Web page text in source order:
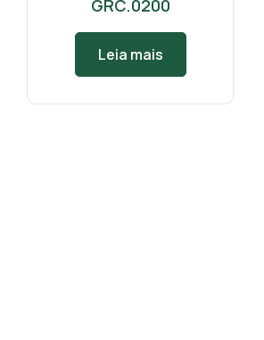
GRC.0200
Leia mais